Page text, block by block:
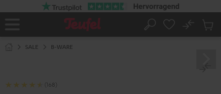
Startseite
Suche
No
SALE B-WARE
(168)